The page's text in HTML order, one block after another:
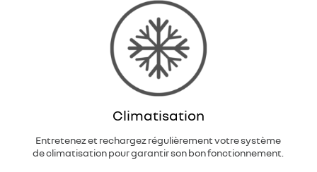
Climatisation
Entretenez et rechargez régulièrement votre système
de climatisation pour garantir son bon fonctionnement.